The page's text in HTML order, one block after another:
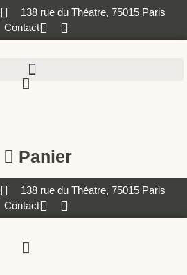
138 rue du Théatre, 75015 Paris
Contact
Panier
138 rue du Théatre, 75015 Paris
Contact